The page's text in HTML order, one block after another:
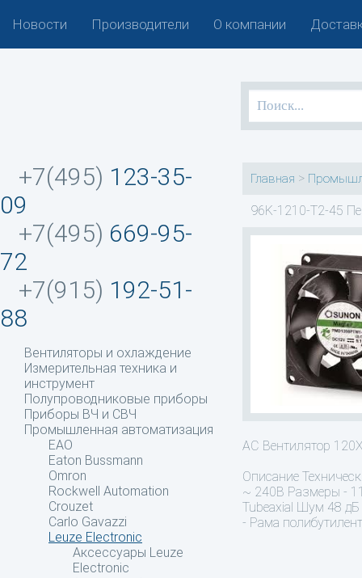
Новости Производители О компании
+7(495) 123-35-
09
+7(495) 669-95-
72
+7(915) 192-51-
88
Вентиляторы и охлаждение
Измерительная техника и
инструмент
Полупроводниковые приборы
Приборы ВЧ и СВЧ
Промышленная автоматизация
EAO
Eaton Bussmann
Omron
Rockwell Automation
Crouzet
Carlo Gavazzi
Leuze Electronic
Аксессуары Leuze
Electronic
Главная >
96K-1210-T2-45
AC Вентилятор
Описание
~ 240В Размеры -
Tubeaxial Шум 48 дБ
- Рама